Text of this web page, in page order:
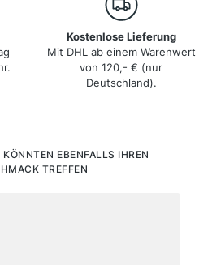
Kostenlose Lieferung
Mit DHL ab einem Warenwert
von 120,- € (nur
Deutschland).
KÖNNTEN EBENFALLS IHREN
TREFFEN